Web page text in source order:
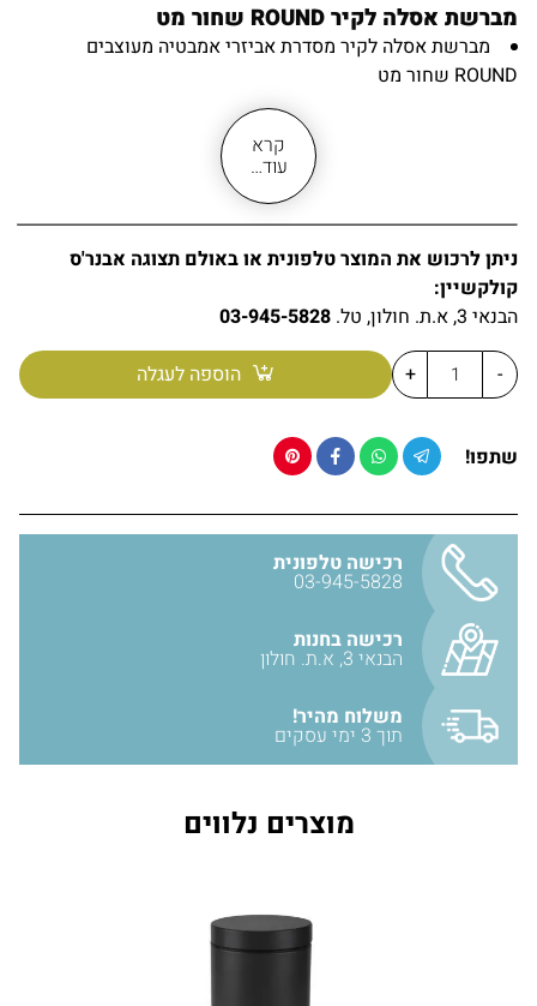
מברשת אסלה לקיר ROUND שחור מט
מברשת אסלה לקיר מסדרת אביזרי אמבטיה מעוצבים
ROUND שחור מט
לתלייה על כל סוגי הקירות: לשירותים, לאמבטיה
מראה יוקרתי, רמת איכות גבוהה
עשוי מחומר פליז בגימור שחור מט איכותי
כוס מברשת אסלה עשויה זכוכית חלבית
מברשת אסלה מעוצבת קווים מעוגלים וזורמים
רוזטה עגולה (חלק הנצמד לקיר)
מברשת אסלה עמידה למים לאורך שנים רבות
ידית מברשת אסלה יציבה וארוכה במיוחד, נוחה בשימוש
האריזה מגיעה עם כל חלקי ההרכבה הנדרשים
קיימים אביזרי אמבטיה נלווים בגימור שחור מט
גובה כללי
רוחב כללי
עומק כללי (בליטה מהקיר)
15 ס״מ
קוטר רוזטה (חלק הנצמד לקיר) 4 ס״מ
גובה כוס למברשת אסלה
קוטר כוס למברשת אסלה
(מקסימלי)
אורך ידית מברשת אסלה
24.5 ס״מ
חומר: פליז BRASS
גימור: שחור מט
אחריות יבואן של 12 שנים!
קרא
עוד…
ניתן לרכוש את המוצר טלפונית או באולם תצוגה אבנר'ס
קולקשיין:
הבנאי 3, א.ת. חולון, טל.
03-945-5828
-
+ הוספה לעגלה
שתפו!
רכישה טלפונית
03-945-5828
רכישה בחנות
הבנאי 3, א.ת. חולון
משלוח מהיר!
תוך 3 ימי עסקים
מוצרים נלווים